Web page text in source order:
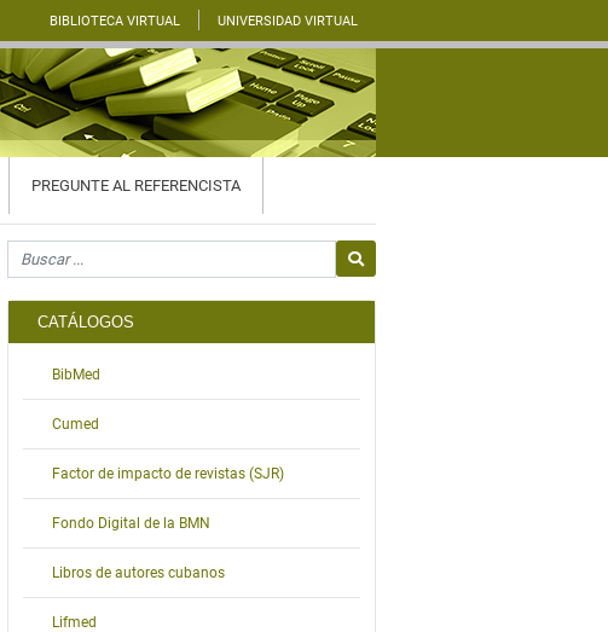
BIBLIOTECA VIRTUAL UNIVERSIDAD VIRTUAL
PREGUNTE AL REFERENCISTA
Search for
CATÁLOGOS
BibMed
Cumed
Factor de impacto de revistas (SJR)
Fondo Digital de la BMN
Libros de autores cubanos
Lifmed